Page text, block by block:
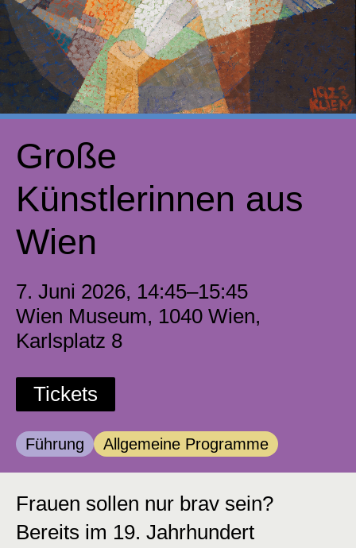
Große
Künstlerinnen aus
Wien
7. Juni 2026, 14:45–15:45
Wien Museum, 1040 Wien,
Karlsplatz 8
Tickets
Kategorie:
Führung Kategorie:
Allgemeine Programme
Frauen sollen nur brav sein?
Bereits im 19. Jahrhundert